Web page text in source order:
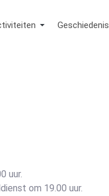
Geschiedenis
uur.
om 19.00 uur.